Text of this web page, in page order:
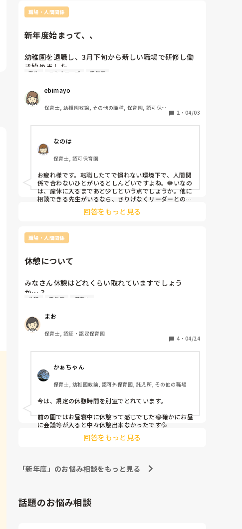
職場・人間関係
新年度始まって、、
幼稚園を退職し、3月下旬から新しい職場で研修し働
き始めました。
新年度初日からクラスリーダーの先生に色々指導さ
です。私自身いくら経験者でもまだ分からないことの
ほうが多いし、顔色を伺ったりまだ子どもとも職員と
も慣れる段階です。
リーダーの先生は3，4ヶ月だけ一緒に働いて途中から
他のクラスの先生には相談しやすいですが、リーダー
の先生相手だと聞けないです。
どうしたらいいですか。色々言われて泣きそうです。
産休 スキルアップ 新年度
ebimayo
保育士, 幼稚園教諭, その他の職種, 保育園, 認可保育
2 ・ 04/03
なのは
保育士, 認可保育園
お疲れ様です。転職したてで慣れない環境下で、人間関
係で合わないひとがいるとしんどいですよね。幸いなの
は、産休に入るまであと少しという点でしょうか。他に
相談できる先生がいるなら、さりげなくリーダーとの接
し方を聞いて、味方になってもらうと良いかもしれない
れません。
無理なさらないでくださいね。
回答をもっと見る
職場・人間関係
休憩について
みなさん休憩はどれくらい取れていますでしょう
か…？
私たちの園は昔子どもが寝ているのを見ながらの休憩
と休憩できない印象です。
休憩 新年度 保育士
まお
保育士, 認証・認定保育園
4 ・ 04/24
かぁちゃん
保育士, 幼稚園教諭, 認可外保育園, 託児所, その他の職場
今は、規定の休憩時間を別室でとれています。
前の園ではお昼寝中に休憩って感じでした😂確かにお昼
に会議等が入ると中々休憩出来なかったです💦
回答をもっと見る
「新年度」のお悩み相談をもっと見る
話題のお悩み相談